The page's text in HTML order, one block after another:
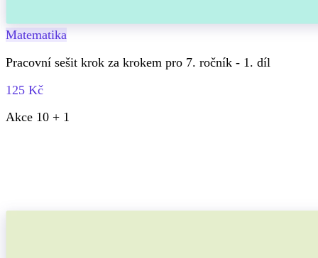
Matematika
Pracovní sešit krok za krokem pro 7. ročník - 1. díl
125 Kč
Akce 10 + 1